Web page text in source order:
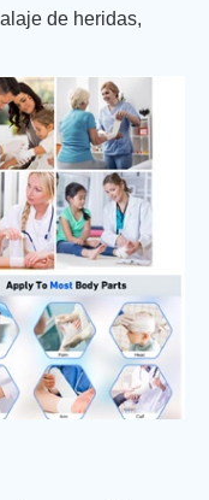
de heridas,